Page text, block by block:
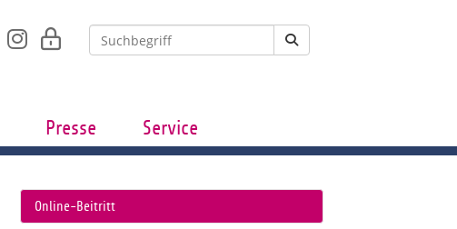
Presse Service
Online-Beitritt